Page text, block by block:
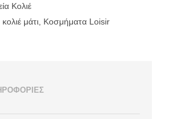
Κολιέ
μάτι Κοσμήματα Loisir